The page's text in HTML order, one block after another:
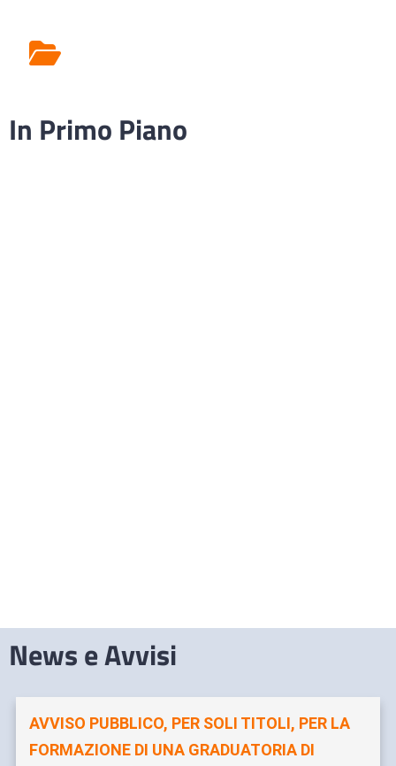
In Primo Piano
News e Avvisi
AVVISO PUBBLICO, PER SOLI TITOLI, PER LA
FORMAZIONE DI UNA GRADUATORIA DI